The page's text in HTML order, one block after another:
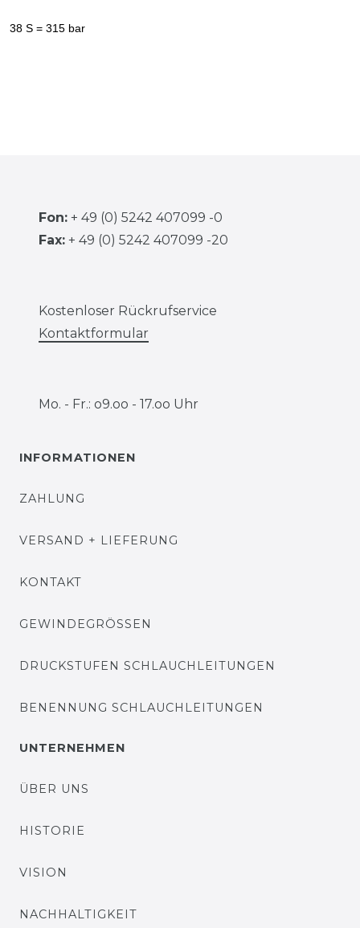
38 S = 315 bar
Fon: + 49 (0) 5242 407099 -0
Fax: + 49 (0) 5242 407099 -20
Kostenloser Rückrufservice
Kontaktformular
Mo. - Fr.: o9.oo - 17.oo Uhr
INFORMATIONEN
ZAHLUNG
VERSAND + LIEFERUNG
KONTAKT
GEWINDEGRÖSSEN
DRUCKSTUFEN SCHLAUCHLEITUNGEN
BENENNUNG SCHLAUCHLEITUNGEN
UNTERNEHMEN
ÜBER UNS
HISTORIE
VISION
NACHHALTIGKEIT